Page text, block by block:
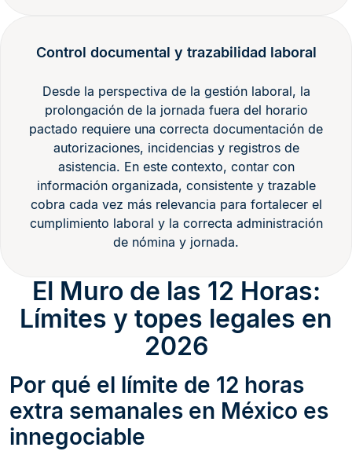
Control documental y trazabilidad laboral
Desde la perspectiva de la gestión laboral, la
prolongación de la jornada fuera del horario
pactado requiere una correcta documentación de
autorizaciones, incidencias y registros de
asistencia. En este contexto, contar con
información organizada, consistente y trazable
cobra cada vez más relevancia para fortalecer el
cumplimiento laboral y la correcta administración
de nómina y jornada.
El Muro de las 12 Horas:
Límites y topes legales en
2026
Por qué el límite de 12 horas
extra semanales en México es
innegociable